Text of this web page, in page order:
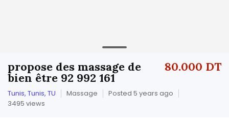
80.000 DT
propose des massage de
bien être 92 992 161
Tunis, Tunis, TU Massage
Posted 5 years ago
3495 views